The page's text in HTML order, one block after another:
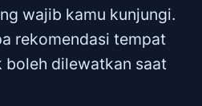
wajib kamu kunjungi.
rekomendasi tempat
dilewatkan saat